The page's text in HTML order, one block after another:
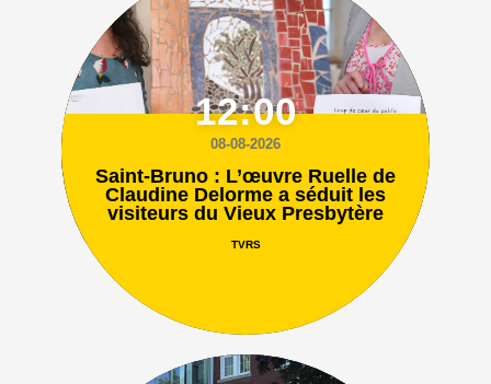
12:00
08-08-2026
Saint-Bruno : L’œuvre Ruelle de
Claudine Delorme a séduit les
visiteurs du Vieux Presbytère
TVRS